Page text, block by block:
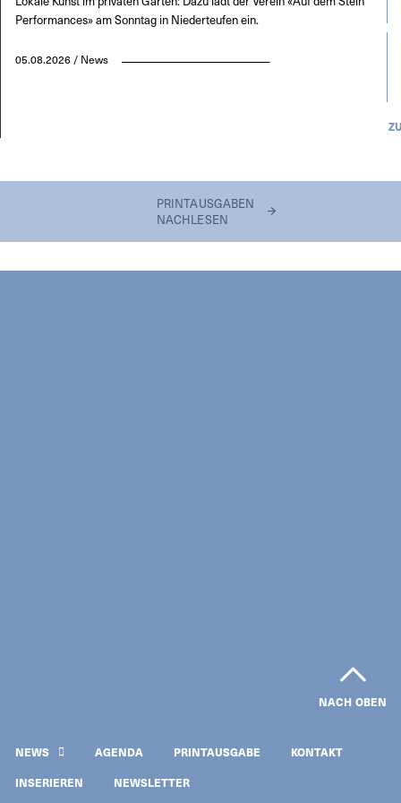
Performances» am Sonntag in Niederteufen ein.
05.08.2026 / News
PRINTAUSGABEN
NACHLESEN
NACH OBEN
NEWS AGENDA PRINTAUSGABE
KONTAKT
INSERIEREN
NEWSLETTER